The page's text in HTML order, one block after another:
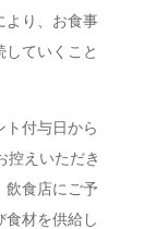
より、お食事
ていくこと
ト付与日から
控えいただき
飲食店にご予
食材を供給し